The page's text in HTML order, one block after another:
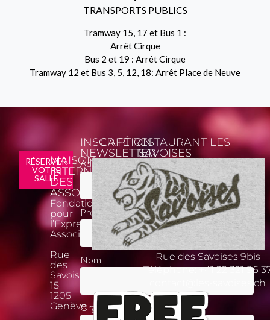
TRANSPORTS PUBLICS
Tramway 15, 17 et Bus 1 :
Arrêt Cirque
Bus 2 et 19 : Arrêt Cirque
Tramway 12 et Bus 3, 5, 12, 18: Arrêt Place de Neuve
RÉSERVER
VOTRE
SALLE
MAISON
INTERNATIONALE
DES
ASSOCIATIONS
Fondation
pour
l’Expression
Associative
Rue
des
Savoises
15
1205
Genève
INSCRIPTION
NEWSLETTER
Adresse email*
Prénom
Nom
Organisation
CAFÉ RESTAURANT LES
SAVOISES
Rue des Savoises 9bis
Téléphone:+41 22 321 96
contact@les-savoises.ch